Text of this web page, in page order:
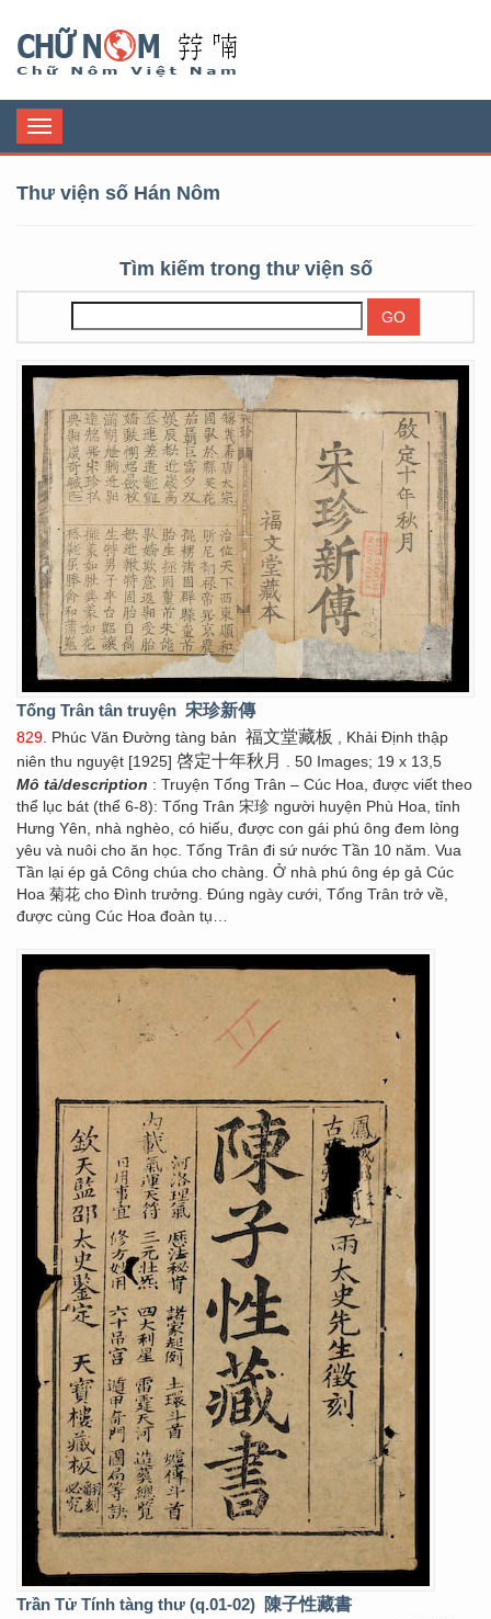
Toggle
navigation
Thư viện số Hán Nôm
Tìm kiếm trong thư viện số
Tống Trân tân truyện 宋珍新傳
829 . Phúc Văn Đường tàng bản 福文堂藏板
, Khải Định thập
niên thu nguyệt [1925] 啓定十年秋月
. 50 Images; 19 x 13,5
Mô tả/description : Truyện Tống Trân – Cúc Hoa, được viết theo
thể lục bát (thể 6-8): Tống Trân 宋珍 người huyện Phù Hoa, tỉnh
Hưng Yên, nhà nghèo, có hiếu, được con gái phú ông đem lòng
yêu và nuôi cho ăn học. Tống Trân đi sứ nước Tần 10 năm. Vua
Tần lại ép gả Công chúa cho chàng. Ở nhà phú ông ép gả Cúc
Hoa 菊花 cho Đình trưởng. Đúng ngày cưới, Tống Trân trở về,
được cùng Cúc Hoa đoàn tụ…
Trần Tử Tính tàng thư (q.01-02) 陳子性藏書